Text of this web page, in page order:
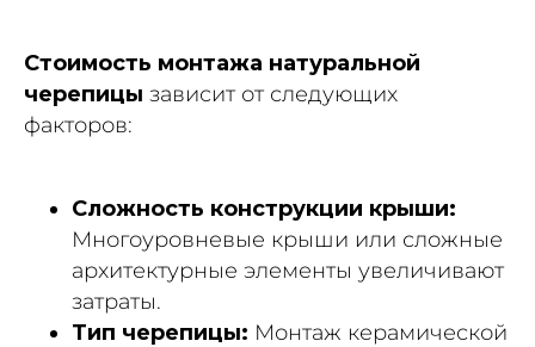
Стоимость монтажа натуральной
черепицы зависит от следующих
факторов:
Сложность конструкции крыши:
Многоуровневые крыши или сложные
архитектурные элементы увеличивают
затраты.
Тип черепицы: Монтаж керамической